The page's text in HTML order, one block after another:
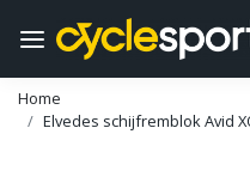
Home
Elvedes schijfremblok Avid